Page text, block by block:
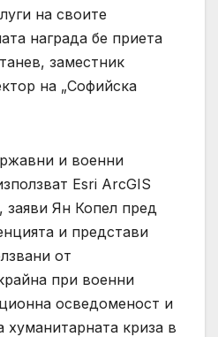
на своите
награда бе приета
заместник
на „Софийска
и военни
Esri ArcGIS
заяви Ян Копел пред
и представи
от
при военни
осведоменост и
хуманитарната криза в